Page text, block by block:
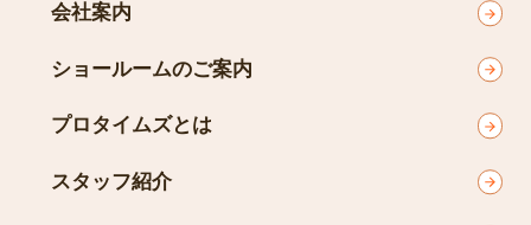
会社案内
ショールームのご案内
プロタイムズとは
スタッフ紹介